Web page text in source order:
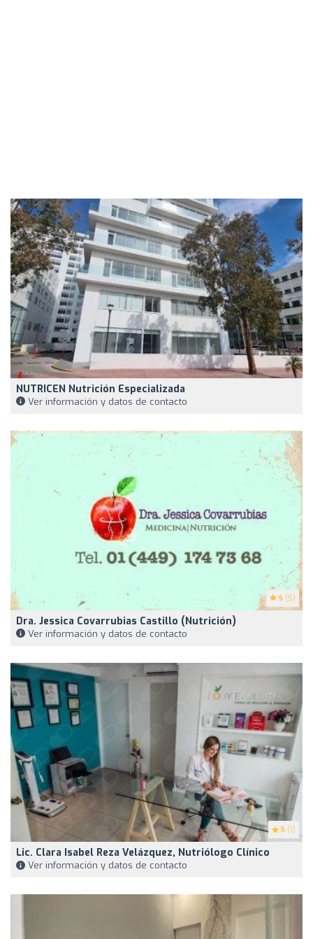
NUTRICEN Nutrición Especializada
Ver información y datos de contacto
5 (5)
Dra. Jessica Covarrubias Castillo (Nutrición)
Ver información y datos de contacto
5 (1)
Lic. Clara Isabel Reza Velázquez, Nutriólogo Clínico
Ver información y datos de contacto